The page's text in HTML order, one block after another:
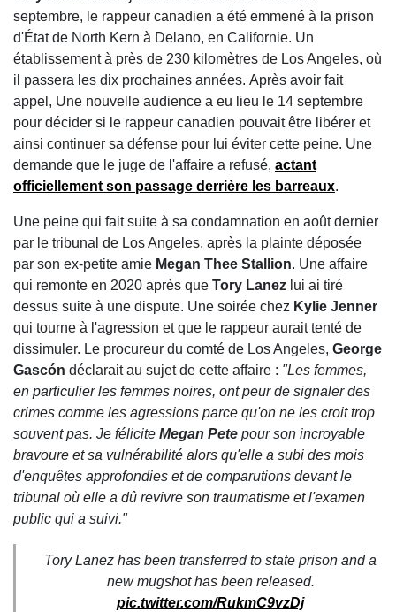
septembre, le rappeur canadien a été emmené à la prison
d'État de North Kern à Delano, en Californie. Un
établissement à près de 230 kilomètres de Los Angeles, où
il passera les dix prochaines années. Après avoir fait
appel, Une nouvelle audience a eu lieu le 14 septembre
pour décider si le rappeur canadien pouvait être libérer et
ainsi continuer sa défense pour lui éviter cette peine. Une
demande que le juge de l'affaire a refusé, actant
officiellement son passage derrière les barreaux.
Une peine qui fait suite à sa condamnation en août dernier
par le tribunal de Los Angeles, après la plainte déposée
par son ex-petite amie Megan Thee Stallion. Une affaire
qui remonte en 2020 après que Tory Lanez lui ai tiré
dessus suite à une dispute. Une soirée chez Kylie Jenner
qui tourne à l'agression et que le rappeur aurait tenté de
dissimuler. Le procureur du comté de Los Angeles, George
Gascón déclarait au sujet de cette affaire : "Les femmes,
en particulier les femmes noires, ont peur de signaler des
crimes comme les agressions parce qu'on ne les croit trop
souvent pas. Je félicite Megan Pete pour son incroyable
bravoure et sa vulnérabilité alors qu'elle a subi des mois
d'enquêtes approfondies et de comparutions devant le
tribunal où elle a dû revivre son traumatisme et l'examen
public qui a suivi."
Tory Lanez has been transferred to state prison and a
new mugshot has been released.
pic.twitter.com/RukmC9vzDj